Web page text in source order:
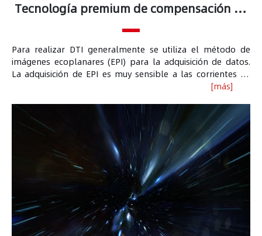
Tecnología premium de compensación de
corrientes de Foucault
Para realizar DTI generalmente se utiliza el método de
imágenes ecoplanares (EPI) para la adquisición de datos.
La adquisición de EPI es muy sensible a las corrientes de
Foucault, especialmente a las corrientes de Foucault cortas
compensación de corrientes de Foucault de Wandong
puede minimizar las corrientes de Foucault en todas las
escalas espaciales y temporales, minimizando los
artefactos y distorsiones de la imagen DTI.
[más]